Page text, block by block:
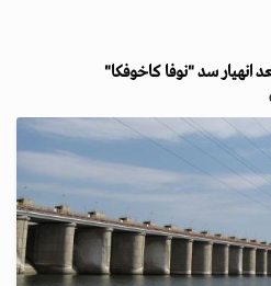
انهيار سد "نوفا كاخوفكا"